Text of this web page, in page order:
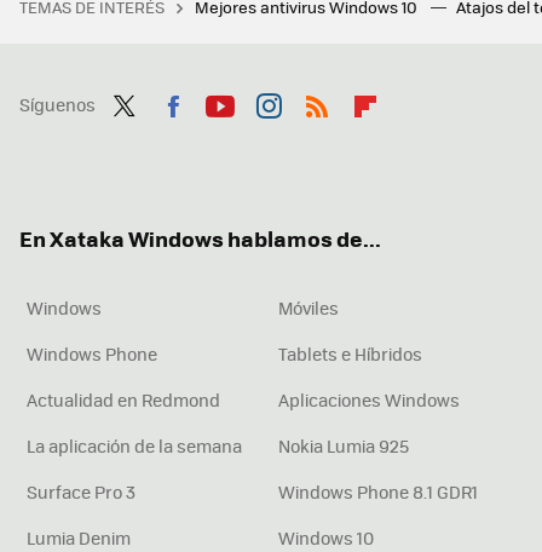
TEMAS DE INTERÉS Mejores antivirus Windows 10 Atajos del
Síguenos
En Xataka Windows hablamos de...
Windows
Móviles
Windows Phone
Tablets e Híbridos
Actualidad en Redmond
Aplicaciones Windows
La aplicación de la semana
Nokia Lumia 925
Surface Pro 3
Windows Phone 8.1 GDR1
Lumia Denim
Windows 10